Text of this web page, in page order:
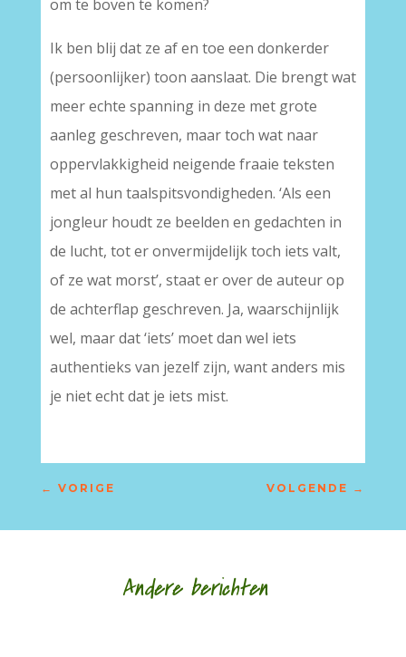
om te boven te komen?
Ik ben blij dat ze af en toe een donkerder
(persoonlijker) toon aanslaat. Die brengt wat
meer echte spanning in deze met grote
aanleg geschreven, maar toch wat naar
oppervlakkigheid neigende fraaie teksten
met al hun taalspitsvondigheden. ‘Als een
jongleur houdt ze beelden en gedachten in
de lucht, tot er onvermijdelijk toch iets valt,
of ze wat morst’, staat er over de auteur op
de achterflap geschreven. Ja, waarschijnlijk
wel, maar dat ‘iets’ moet dan wel iets
authentieks van jezelf zijn, want anders mis
je niet echt dat je iets mist.
← VORIGE VOLGENDE →
Andere berichten